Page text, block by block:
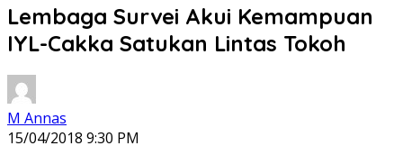
Lembaga Survei Akui Kemampuan
IYL-Cakka Satukan Lintas Tokoh
M Annas
15/04/2018 9:30 PM